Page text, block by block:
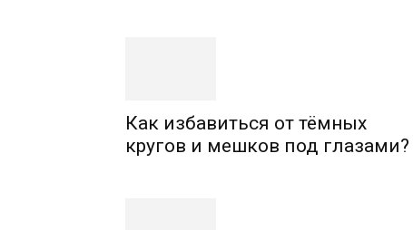
Как избавиться от тёмных
кругов и мешков под глазами?